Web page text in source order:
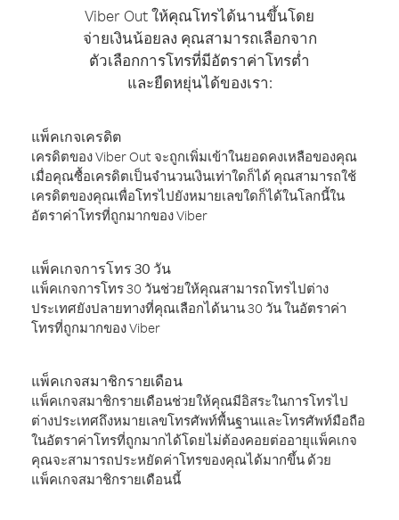
Viber Out ให้คุณโทรได้นานขึ้นโดย
จ่ายเงินน้อยลง คุณสามารถเลือกจาก
ตัวเลือกการโทรที่มีอัตราค่าโทรต่ำ
และยืดหยุ่นได้ของเรา:
แพ็คเกจเครดิต
เครดิตของ Viber Out จะถูกเพิ่มเข้าในยอดคงเหลือของคุณ
เมื่อคุณซื้อเครดิตเป็นจำนวนเงินเท่าใดก็ได้ คุณสามารถใช้
เครดิตของคุณเพื่อโทรไปยังหมายเลขใดก็ได้ในโลกนี้ใน
อัตราค่าโทรที่ถูกมากของ Viber
แพ็คเกจการโทร 30 วัน
แพ็คเกจการโทร 30 วันช่วยให้คุณสามารถโทรไปต่าง
ประเทศยังปลายทางที่คุณเลือกได้นาน 30 วัน ในอัตราค่า
โทรที่ถูกมากของ Viber
แพ็คเกจสมาชิกรายเดือน
แพ็คเกจสมาชิกรายเดือนช่วยให้คุณมีอิสระในการโทรไป
ต่างประเทศถึงหมายเลขโทรศัพท์พื้นฐานและโทรศัพท์มือถือ
ในอัตราค่าโทรที่ถูกมากได้โดยไม่ต้องคอยต่ออายุแพ็คเกจ
คุณจะสามารถประหยัดค่าโทรของคุณได้มากขึ้น ด้วย
แพ็คเกจสมาชิกรายเดือนนี้